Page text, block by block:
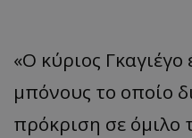
«Ο κύριος Γκαγιέγο
μπόνους το οποίο
πρόκριση σε όμιλο